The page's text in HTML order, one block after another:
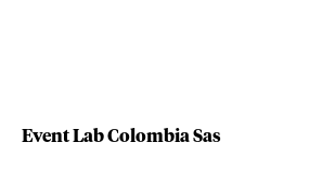
Event Lab Colombia Sas